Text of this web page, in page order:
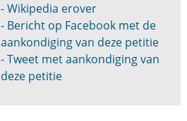
- Wikipedia erover
- Bericht op Facebook met de
aankondiging van deze petitie
- Tweet met aankondiging van
deze petitie